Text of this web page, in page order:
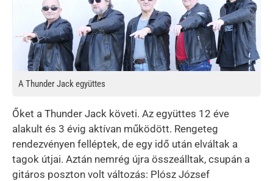
A Thunder Jack együttes
Őket a Thunder Jack követi. Az együttes 12 éve
alakult és 3 évig aktívan működött. Rengeteg
rendezvényen felléptek, de egy idő után elváltak a
tagok útjai. Aztán nemrég újra összeálltak, csupán a
gitáros poszton volt változás: Plósz József